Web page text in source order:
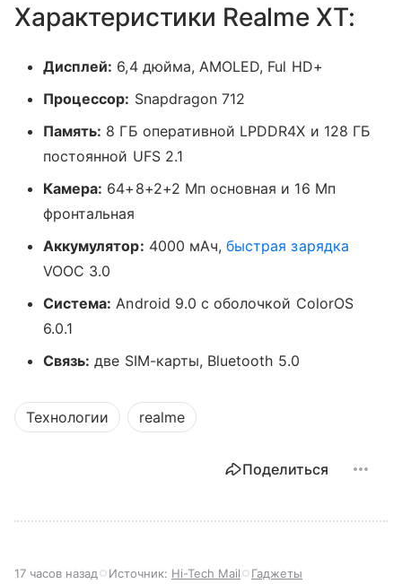
Характеристики Realme XT:
Дисплей: 6,4 дюйма, AMOLED, Ful HD+
Процессор: Snapdragon 712
Память: 8 ГБ оперативной LPDDR4X и 128 ГБ
постоянной UFS 2.1
Камера: 64+8+2+2 Мп основная и 16 Мп
фронтальная
Аккумулятор: 4000 мАч,быстрая зарядка
VOOC 3.0
Система: Android 9.0 с оболочкой ColorOS
6.0.1
Связь: две SIM-карты, Bluetooth 5.0
Технологии realme
Поделиться
17 часов назад Источник: Hi-Tech Mail Гаджеты